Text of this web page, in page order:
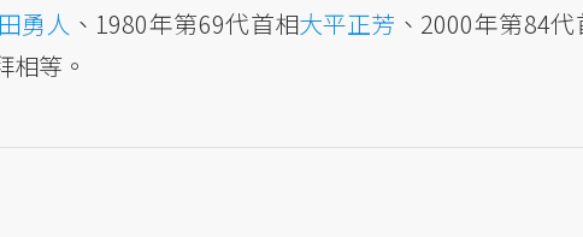
勇人 、1980年第69代首相大平正芳 、2000年第84
相等。